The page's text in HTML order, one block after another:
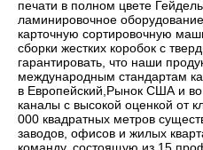
печати в полном цвете
ламинировочное
карточную сортировочную
сборки жестких коробок с
гарантировать, что наши
международным стандартам
в Европейский,Рынок США и
каналы с высокой оценкой от
000 квадратных метров
заводов, офисов и жилых